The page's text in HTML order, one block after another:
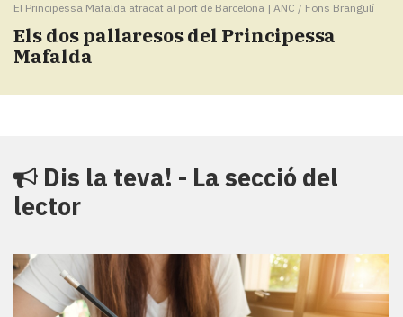
El Principessa Mafalda atracat al port de Barcelona | ANC / Fons Brangulí
Els dos pallaresos del Principessa
Mafalda
Dis la teva! - La secció del
lector